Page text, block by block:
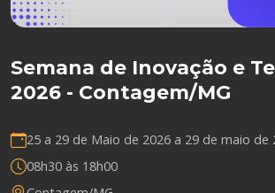
Semana de Inovação e
2026 - Contagem/MG
25 a 29 de Maio de 2026 a 29 de maio de
08h30 às 18h00